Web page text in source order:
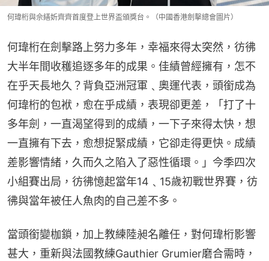
何瑋桁與佘繕妡齊齊首度登上世界盃頒獎台。（中國香港劍擊總會圖片）
何瑋桁在劍擊路上努力多年，幸福來得太突然，彷彿
大半年間收穫追逐多年的成果。佳績曾經擁有，怎不
在乎天長地久？背負亞洲冠軍﹑奧運代表，頭銜成為
何瑋桁的包袱，愈在乎成績，表現卻更差，「打了十
多年劍，一直渴望得到的成績，一下子來得太快，想
一直擁有下去，愈想捉緊成績，它卻走得更快。成績
差影響情緒，久而久之陷入了惡性循環。」今季四次
小組賽出局，彷彿憶起當年14﹑15歲初戰世界賽，彷
彿與當年被任人魚肉的自己差不多。
當頭銜變枷鎖，加上教練陸昶名離任，對何瑋桁影響
甚大，重新與法國教練Gauthier Grumier磨合需時，